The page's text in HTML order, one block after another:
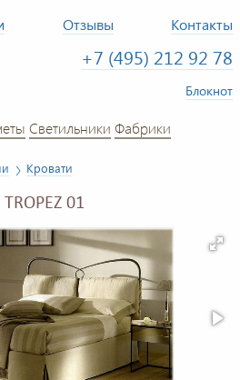
Отзывы Контакты
+7 (495) 212 92 78
Блокнот
Светильники Фабрики
Кровати
01